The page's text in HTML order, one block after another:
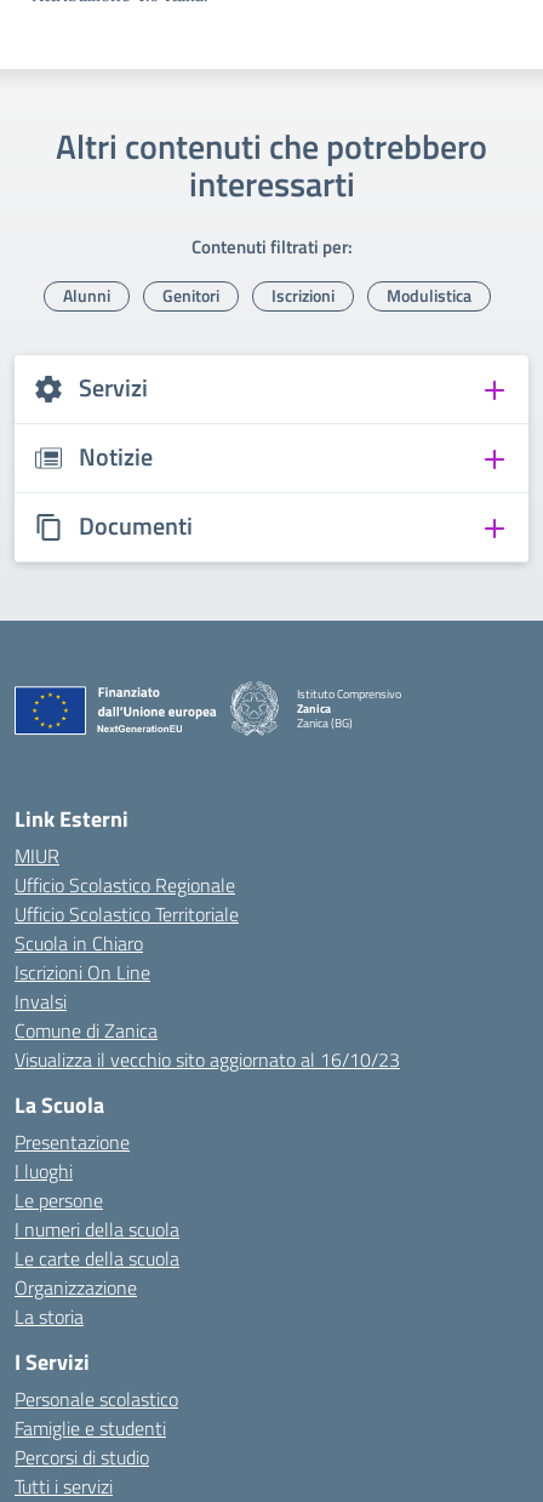
Altri contenuti che potrebbero
interessarti
Contenuti filtrati per:
Alunni Genitori Iscrizioni Modulistica
Servizi
Notizie
Documenti
Istituto Comprensivo
Zanica
Zanica (BG)
Link Esterni
MIUR
Ufficio Scolastico Regionale
Ufficio Scolastico Territoriale
Scuola in Chiaro
Iscrizioni On Line
Invalsi
Comune di Zanica
Visualizza il vecchio sito aggiornato al 16/10/23
La Scuola
Presentazione
I luoghi
Le persone
I numeri della scuola
Le carte della scuola
Organizzazione
La storia
I Servizi
Personale scolastico
Famiglie e studenti
Percorsi di studio
Tutti i servizi